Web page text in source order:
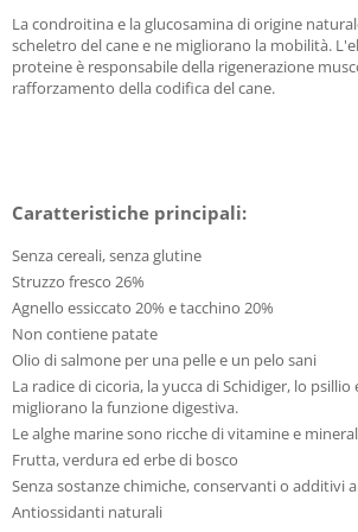
La condroitina e la glucosamina di origine
scheletro del cane e ne migliorano la mobilità.
proteine è responsabile della rigenerazione
rafforzamento della codifica del cane.
Caratteristiche principali:
Senza cereali, senza glutine
Struzzo fresco 26%
Agnello essiccato 20% e tacchino 20%
Non contiene patate
Olio di salmone per una pelle e un pelo sani
La radice di cicoria, la yucca di Schidiger, lo psillio
migliorano la funzione digestiva.
Le alghe marine sono ricche di vitamine e
Frutta, verdura ed erbe di bosco
Senza sostanze chimiche, conservanti o additivi
Antiossidanti naturali